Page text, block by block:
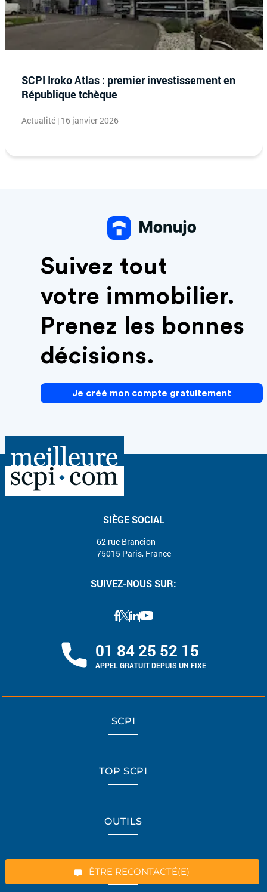
*Champs obligatoires
“Excellent”, 165 avis
ÊTRE RECONTACTÉ(E)
SCPI Iroko Atlas : premier investissement en
République tchèque
Actualité | 16 janvier 2026
Suivez tout
votre immobilier.
Prenez les bonnes
décisions.
Je créé mon compte gratuitement
SIÈGE SOCIAL
62 rue Brancion
75015 Paris, France
SUIVEZ-NOUS SUR:
01 84 25 52 15
APPEL GRATUIT DEPUIS UN FIXE
SCPI
TOP SCPI
OUTILS
TOP SCPI SANS FRAIS DE SOUSCRIPTION